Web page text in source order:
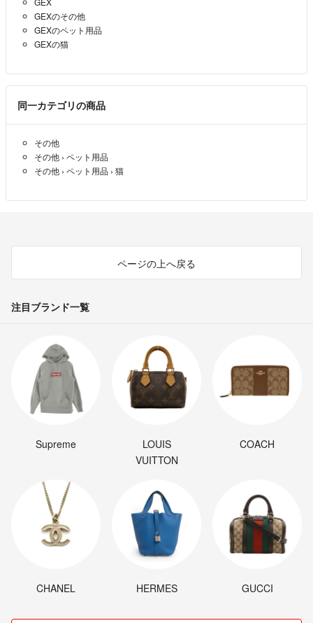
☆フリマアプリの商品はあくまでも一度他人の手に渡っている中古品と
いうことをご了承できる方のみご購入お願い致します。
さい！ブロック致します。
また、コメントは数時間連絡ナシ、検討します＝すぐに購入しない、と
いうことで削除させていただきます。
☆お値引きのご相談をいただいても、送料込み&限界のお値段ですので
相場を見て、値上げすることがありますので購入は早めにお願い致しま
☆即購入OK、コメント等でやり取りしていても、購入していただいた
方を優先致します。
☆出品から時間が経っているものも全て在庫ございます。
その他の商品も不安でしたらコメント下さい。
☆最近、専用出品したにも関わらずその後連絡が途絶えてしまう方が相
次いでおります。
せていただきますのでよろしくお願い致します。
また、購入後のキャンセルはお断りさせていただきます。
購入後、支払いをされなかった場合は、悪い評価と事務局へ通報させて
いたます。
ここまでお読みいただきありがとうございました
♡気持ちの良い取引が出来るよう心がけています♡
GEXのその他
GEXのペット用品
GEXの猫
同一カテゴリの商品
その他
その他 › ペット用品
その他 › ペット用品 › 猫
ページの上へ戻る
注目ブランド一覧
Supreme
LOUIS
VUITTON
COACH
CHANEL HERMES GUCCI